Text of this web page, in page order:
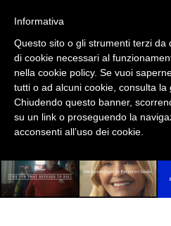
EVENTI
MOBILE
PROMOZIONI
PUNTI VENDITA
Informativa
Questo sito o gli strumenti terzi da
di cookie necessari al
nella cookie policy. Se vuoi
tutti o ad alcuni cookie, consulta la
Chiudendo questo banner,
su un link o proseguendo la
acconsenti all’uso dei cookie.